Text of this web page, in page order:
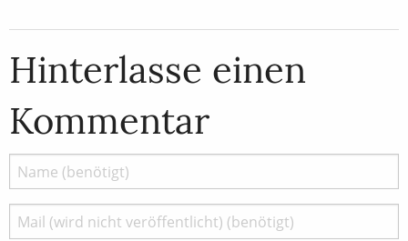
Hinterlasse einen
Kommentar